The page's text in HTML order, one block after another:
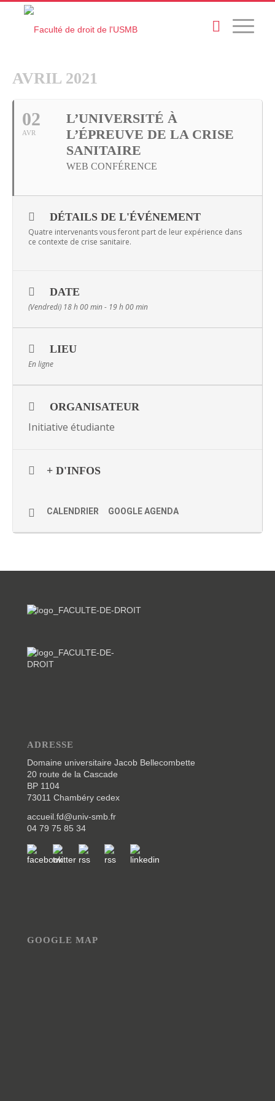
AVRIL 2021
02
AVR
L’UNIVERSITÉ À
L’ÉPREUVE DE LA CRISE
SANITAIRE
WEB CONFÉRENCE
DÉTAILS DE L'ÉVÉNEMENT
Quatre intervenants vous feront part de leur expérience dans
ce contexte de crise sanitaire.
DATE
(Vendredi) 18 h 00 min - 19 h 00 min
LIEU
En ligne
ORGANISATEUR
Initiative étudiante
+ D'INFOS
CALENDRIER GOOGLE AGENDA
ADRESSE
Domaine universitaire Jacob Bellecombette
20 route de la Cascade
BP 1104
73011 Chambéry cedex
accueil.fd@univ-smb.fr
04 79 75 85 34
GOOGLE MAP